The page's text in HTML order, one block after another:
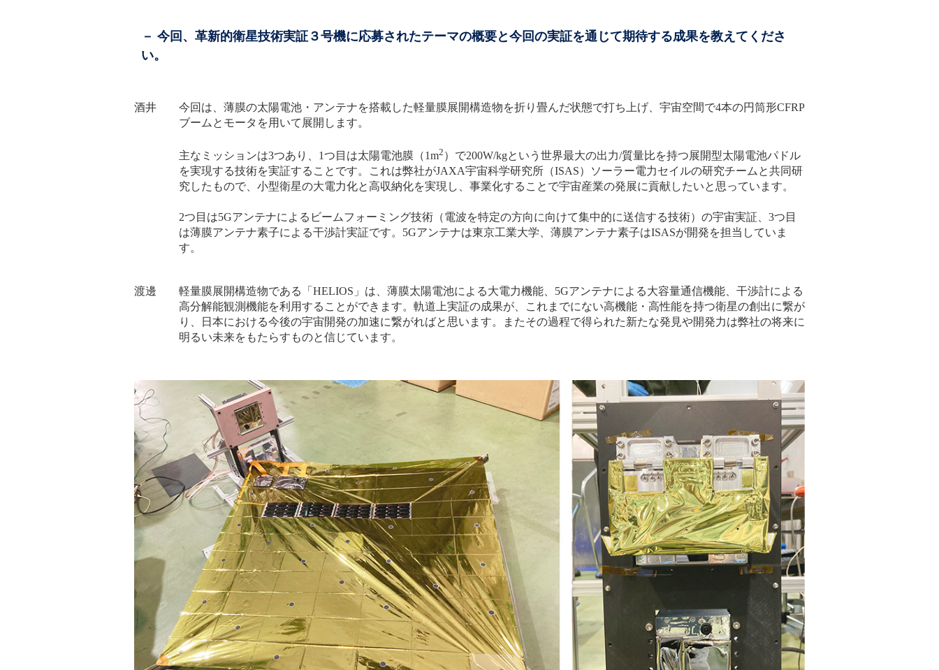
－ 今回、革新的衛星技術実証３号機に応募されたテーマの概要と今回の実証を通じて期待する成果を教えてくださ
い。
酒井 今回は、薄膜の太陽電池・アンテナを搭載した軽量膜展開構造物を折り畳んだ状態で打ち上げ、宇宙空間で4本の円筒形CFRP
ブームとモータを用いて展開します。
主なミッションは3つあり、1つ目は太陽電池膜（1m2 ）で200W/kgという世界最大の出力/質量比を持つ展開型太陽電池パドル
を実現する技術を実証することです。これは弊社がJAXA宇宙科学研究所（ISAS）ソーラー電力セイルの研究チームと共同研
究したもので、小型衛星の大電力化と高収納化を実現し、事業化することで宇宙産業の発展に貢献したいと思っています。
2つ目は5Gアンテナによるビームフォーミング技術（電波を特定の方向に向けて集中的に送信する技術）の宇宙実証、3つ目
は薄膜アンテナ素子による干渉計実証です。5Gアンテナは東京工業大学、薄膜アンテナ素子はISASが開発を担当していま
す。
渡邊 軽量膜展開構造物である「HELIOS」は、薄膜太陽電池による大電力機能、5Gアンテナによる大容量通信機能、干渉計による
高分解能観測機能を利用することができます。軌道上実証の成果が、これまでにない高機能・高性能を持つ衛星の創出に繋が
り、日本における今後の宇宙開発の加速に繋がればと思います。またその過程で得られた新たな発見や開発力は弊社の将来に
明るい未来をもたらすものと信じています。